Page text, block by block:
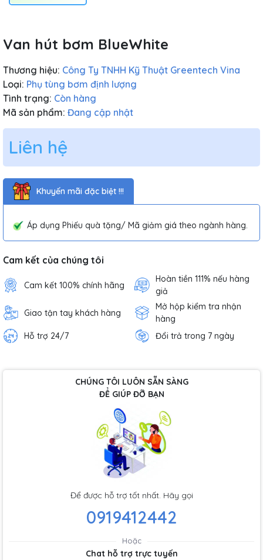
Van hút bơm BlueWhite
Thương hiệu: Công Ty TNHH Kỹ Thuật Greentech Vina
Loại: Phụ tùng bơm định lượng
Tình trạng: Còn hàng
Mã sản phẩm: Đang cập nhật
Liên hệ
Khuyến mãi đặc biệt !!!
Áp dụng Phiếu quà tặng/ Mã giảm giá theo ngành hàng.
Cam kết của chúng tôi
Cam kết 100% chính hãng
Hoàn tiền 111% nếu hàng
giả
Giao tận tay khách hàng
Mở hộp kiểm tra nhận
hàng
Hỗ trợ 24/7
Đổi trả trong 7 ngày
CHÚNG TÔI LUÔN SẴN SÀNG
ĐỂ GIÚP ĐỠ BẠN
Để được hỗ trợ tốt nhất. Hãy gọi
0919412442
Hoặc
Chat hỗ trợ trực tuyến